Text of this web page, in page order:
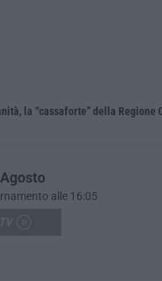
la “cassaforte” della
alle 16:05